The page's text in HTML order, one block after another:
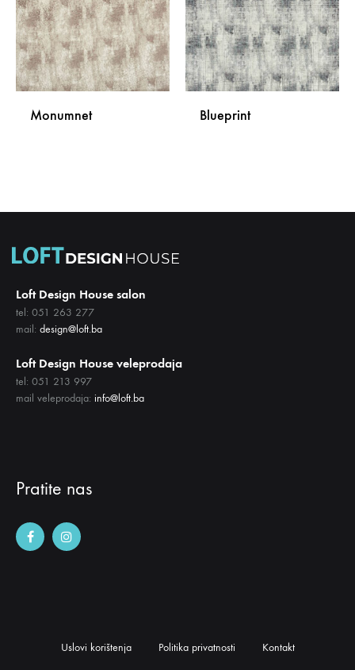
ŽELJA
ŽELJA
Monumnet
LISTU
Blueprint
LISTU
Loft Design House salon
tel: 051 263 277
mail: design@loft.ba
Loft Design House veleprodaja
tel: 051 213 997
mail veleprodaja: info@loft.ba
Pratite nas
Uslovi korištenja Politika privatnosti Kontakt